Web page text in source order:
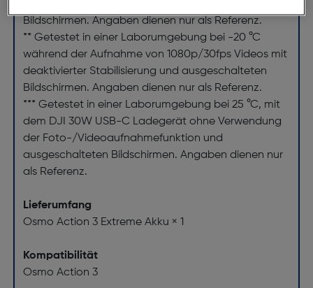
Bildschirmen. Angaben dienen nur als Referenz.
** Getestet in einer Laborumgebung bei -20 °C
während der Aufnahme von 1080p/30fps Videos mit
deaktivierter Stabilisierung und ausgeschalteten
Bildschirmen. Angaben dienen nur als Referenz.
*** Getestet in einer Laborumgebung bei 25 °C, mit
dem DJI 30W USB-C Ladegerät ohne Verwendung
der Foto-/Videoaufnahmefunktion und
ausgeschalteten Bildschirmen. Angaben dienen nur
als Referenz.
Lieferumfang
Osmo Action 3 Extreme Akku × 1
Kompatibilität
Osmo Action 3